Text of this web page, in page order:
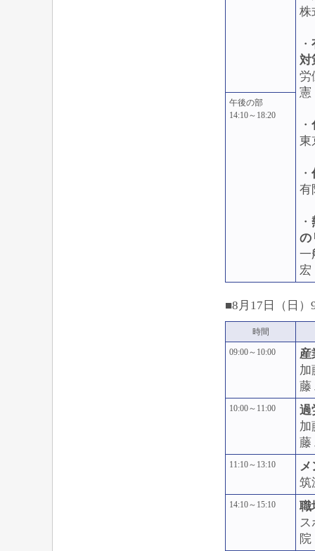
株
・
対
労
憲
・
東
・
有
・
の
一
宏
午後の部
14:10～18:20
■8月17日（日）
時間
09:00～10:00
産
加
藤
10:00～11:00
過
加
藤
11:10～13:10
メ
筑
14:10～15:10
職
ス